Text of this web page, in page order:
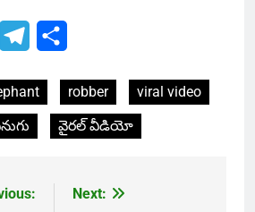
Twitter Telegram
robber
viral video
వైరల్ వీడియో
Next: